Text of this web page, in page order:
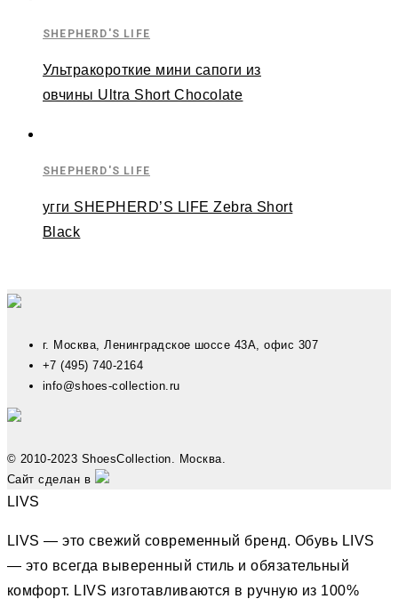
SHEPHERD'S LIFE
Ультракороткие мини сапоги из
овчины Ultra Short Chocolate
SHEPHERD'S LIFE
угги SHEPHERD’S LIFE Zebra Short
Black
г. Москва, Ленинградское шоссе 43А, офис 307
+7 (495) 740-2164
info@shoes-collection.ru
© 2010-2023 ShoesCollection. Москва.
Сайт сделан в
LIVS
LIVS — это свежий современный бренд. Обувь LIVS
— это всегда выверенный стиль и обязательный
комфорт. LIVS изготавливаются в ручную из 100%